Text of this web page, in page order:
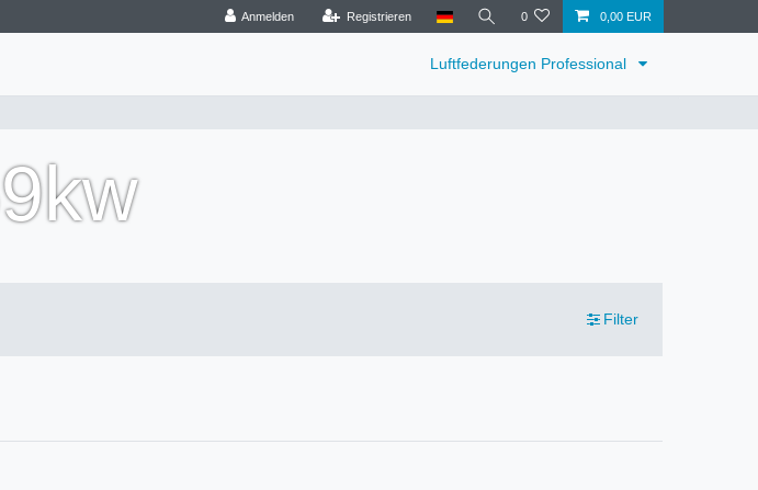
Anmelden Registrieren 0 0,00 EUR
Luftfederungen Professional
Filter